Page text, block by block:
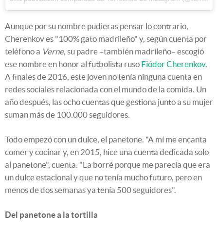
Aunque por su nombre pudieras pensar lo contrario,
Cherenkov es "100% gato madrileño" y, según cuenta por
teléfono a Verne, su padre –también madrileño– escogió
ese nombre en honor al futbolista ruso Fiódor Cherenkov.
A finales de 2016, este joven no tenía ninguna cuenta en
redes sociales relacionada con el mundo de la comida. Un
año después, las ocho cuentas que gestiona junto a su mujer
suman más de 100.000 seguidores.
Todo empezó con un dulce, el panetone. "A mí me encanta
comer y cocinar y, en 2015, hice una cuenta dedicada solo
al panetone", cuenta. "La borré porque me parecía que era
un dulce estacional y que no tenía mucho futuro, pero en
menos de dos semanas ya tenía 500 seguidores".
Del panetone a la tortilla